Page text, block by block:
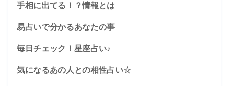
手相に出てる！？情報とは
易占いで分かるあなたの事
毎日チェック！星座占い♪
気になるあの人との相性占い☆